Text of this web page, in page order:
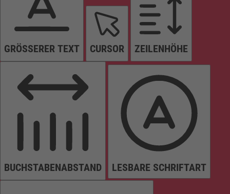
GRÖSSERER TEXT CURSOR ZEILENHÖHE
BUCHSTABENABSTAND LESBARE SCHRIFTART